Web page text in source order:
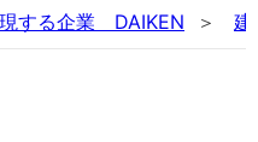
現する企業 DAIKEN 建